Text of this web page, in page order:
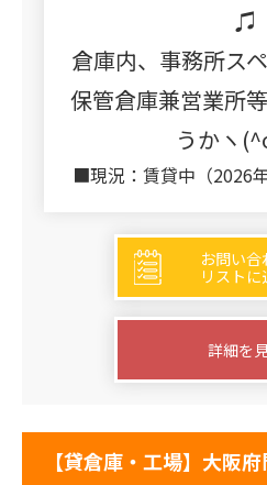
♫
倉庫内、事務所ス
保管倉庫兼営業所
うかヽ
■現況：賃貸中（2026
お問い合
リストに
詳細を
【貸倉庫・工場】大阪